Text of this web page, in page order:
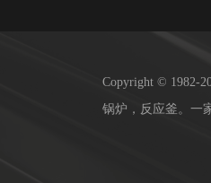
Copyright © 1982-
锅炉，反应釜。一